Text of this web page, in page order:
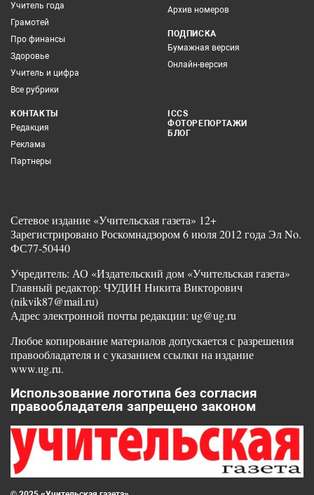
Учитель года
Грамотей
Про финансы
Здоровье
Учитель и цифра
Все рубрики
Архив номеров
ПОДПИСКА
Бумажная версия
Онлайн-версия
КОНТАКТЫ
Редакция
Реклама
Партнеры
ICCS
ФОТОРЕПОРТАЖИ
БЛОГ
Сетевое издание «Учительская газета» 12+
Зарегистрировано Роскомнадзором 6 июля 2012 года Эл No.
ФС77-50440
Учредитель: АО «Издательский дом «Учительская газета»
Главный редактор: ЧУДИН Никита Викторович
(nikvik87@mail.ru)
Адрес электронной почты редакции: ug@ug.ru
Любое копирование материалов допускается с разрешения
правообладателя и с указанием ссылки на издание
www.ug.ru.
Использование логотипа без согласия
правообладателя запрещено законом